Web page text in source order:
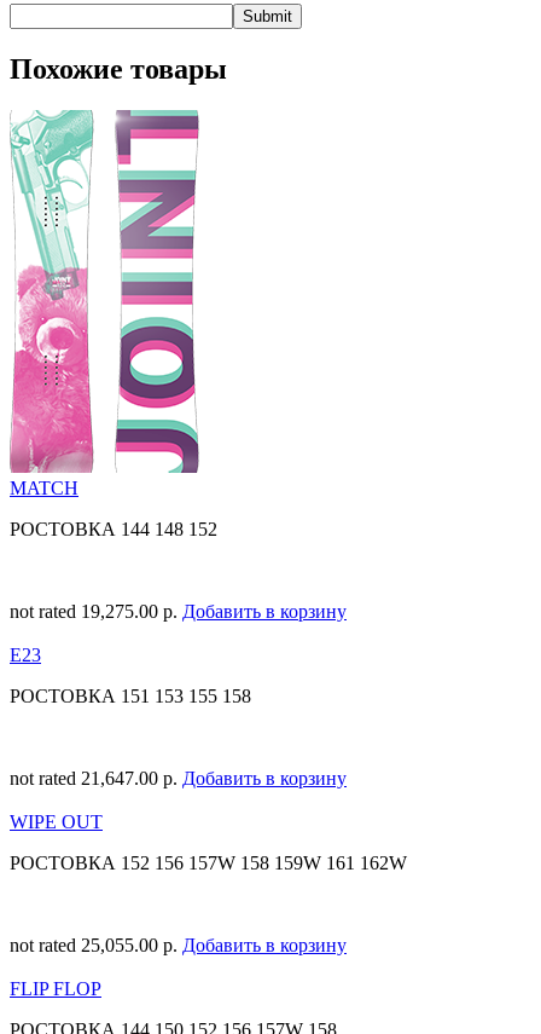
Похожие товары
MATCH
РОСТОВКА 144 148 152
not rated 19,275.00 р. Добавить в корзину
E23
РОСТОВКА 151 153 155 158
not rated 21,647.00 р. Добавить в корзину
WIPE OUT
РОСТОВКА 152 156 157W 158 159W 161 162W
not rated 25,055.00 р. Добавить в корзину
FLIP FLOP
РОСТОВКА 144 150 152 156 157W 158